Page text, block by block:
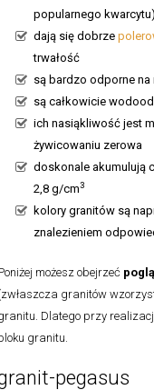
popularnego kwarcytu)
dają się dobrze
trwałość
są bardzo odporne
są całkowicie
ich nasiąkliwość jest
żywicowaniu zerowa
doskonale akumulują
2,8 g/cm3
kolory granitów są
znalezieniem
możesz obejrzeć
granitów
Dlatego przy
granitu.
pegasus